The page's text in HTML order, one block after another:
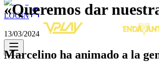
LOGIN
«Queremos dar
13/03/2024
Marcelino ha animado a la